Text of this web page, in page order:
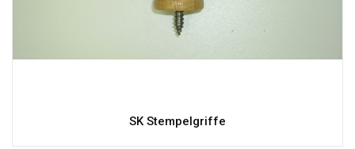
SK Stempelgriffe